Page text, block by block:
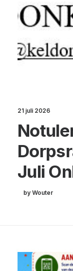
21 juli 2026
Juli
by Wouter